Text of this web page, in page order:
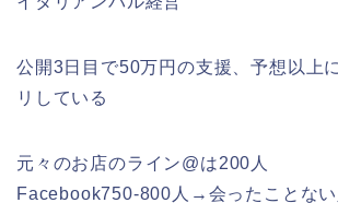
公開3日目で50万円の支援、予想以上
リしている
元々のお店のライン@は200人
Facebook750-800人→会ったことな